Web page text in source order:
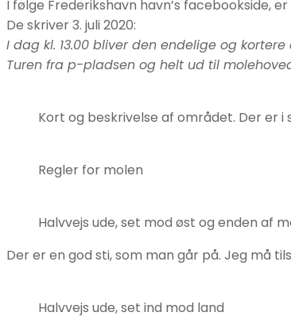
I følge Frederikshavn havn’s facebookside,
De skriver 3. juli 2020:
I dag kl. 13.00 bliver den endelige og
Turen fra p-pladsen og helt ud til
Kort og beskrivelse af området. Der er
Regler for molen
Halvvejs ude, set mod øst og enden af
Der er en god sti, som man går på. Jeg må
Halvvejs ude, set ind mod land